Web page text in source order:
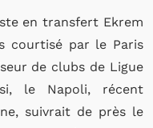
en transfert Ekrem
courtisé par le Paris
de clubs de Ligue
le Napoli, récent
suivrait de près le